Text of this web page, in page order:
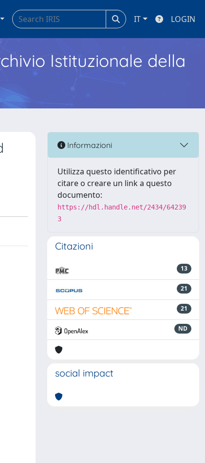
IT LOGIN
Istituzionale della
Informazioni
Utilizza questo identificativo per
citare o creare un link a questo
documento:
https://hdl.handle.net/2434/64239
3
Citazioni
13
21
21
ND
social impact